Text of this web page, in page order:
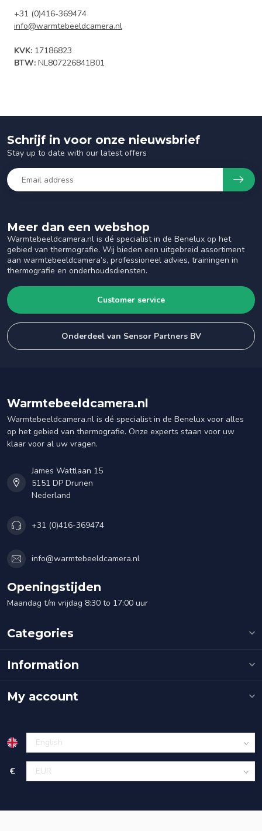
+31 (0)416-369474
info@warmtebeeldcamera.nl
KVK: 17186823
BTW: NL807226841B01
Meer dan een webshop
Warmtebeeldcamera.nl is dé specialist in de Benelux op het
gebied van thermografie. Wij bieden een uitgebreid assortiment
aan warmtebeeldcamera’s, professioneel advies, trainingen in
thermografie en onderhoudsdiensten.
Customer service
Onderdeel van Sensor Partners BV
Schrijf in voor onze nieuwsbrief
Stay up to date with our latest offers
Warmtebeeldcamera.nl
Warmtebeeldcamera.nl is dé specialist in de Benelux voor alles
op het gebied van thermografie. Onze experts staan voor uw
klaar voor al uw vragen.
James Wattlaan 15
5151 DP Drunen
Nederland
+31 (0)416-369474
info@warmtebeeldcamera.nl
Openingstijden
Maandag t/m vrijdag 8:30 to 17:00 uur
Categories
Information
My account
€